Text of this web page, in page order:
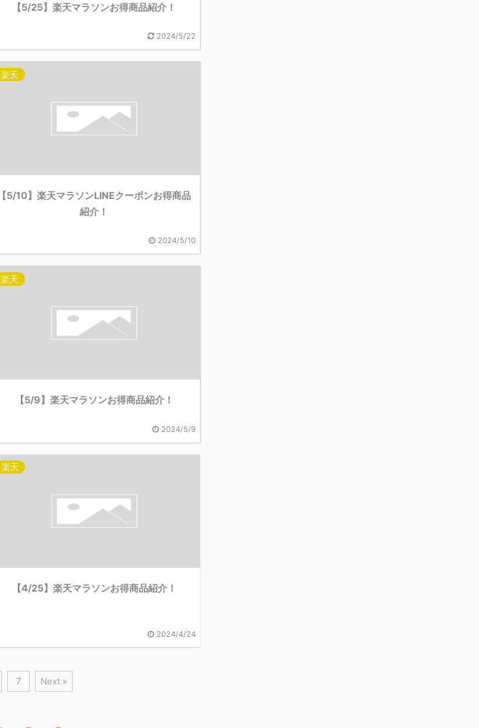
【5/25】楽天マラソンお得商品紹介！
2024/5/22
楽天
【5/10】楽天マラソンLINEクーポンお得商品
紹介！
2024/5/10
楽天
【5/9】楽天マラソンお得商品紹介！
2024/5/9
楽天
【4/25】楽天マラソンお得商品紹介！
2024/4/24
7 Next »